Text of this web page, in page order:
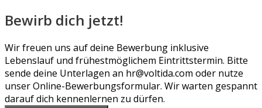
Bewirb dich jetzt!
Wir freuen uns auf deine Bewerbung inklusive
Lebenslauf und frühestmöglichem Eintrittstermin. Bitte
sende deine Unterlagen an hr@voltida.com oder nutze
unser Online-Bewerbungsformular. Wir warten gespannt
darauf dich kennenlernen zu dürfen.